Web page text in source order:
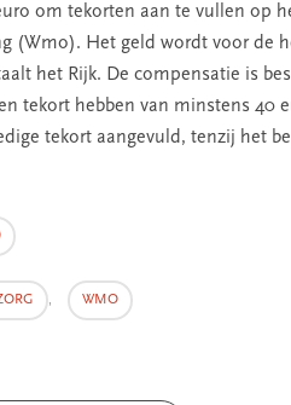
om tekorten aan te vullen op
(Wmo). Het geld wordt voor de
het Rijk. De compensatie is
tekort hebben van minstens 40
tekort aangevuld, tenzij het
, WMO